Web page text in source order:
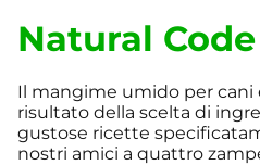
Natural Code
Il mangime umido per cani
risultato della scelta di
gustose ricette
nostri amici a quattro